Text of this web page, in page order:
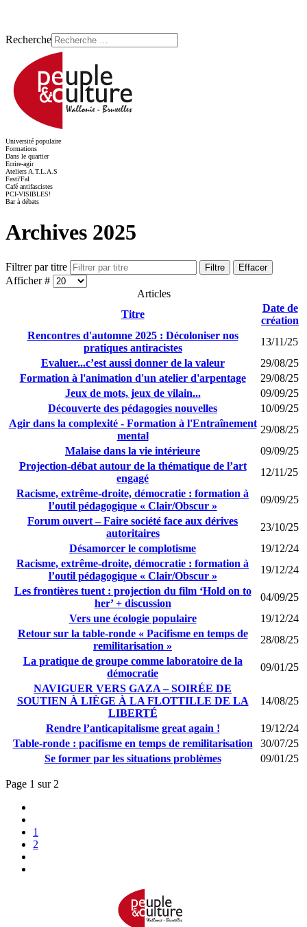
Recherche
Université populaire
Formations
Dans le quartier
Ecrire-agir
Ateliers A.T.L.A.S
Festi'Fal
Café antifascistes
PCI-VISIBLES!
Bar à débats
Archives 2025
Filtrer par titre Filtre Effacer
Afficher #
Articles
Titre
Date de
création
Rencontres d'automne 2025 : Décoloniser nos
pratiques antiracistes
13/11/25
Evaluer...c’est aussi donner de la valeur
29/08/25
Formation à l'animation d'un atelier d'arpentage
29/08/25
Jeux de mots, jeux de vilain...
09/09/25
Découverte des pédagogies nouvelles
10/09/25
Agir dans la complexité - Formation à l'Entraînement
mental
29/08/25
Malaise dans la vie intérieure
09/09/25
Projection-débat autour de la thématique de l’art
engagé
12/11/25
Racisme, extrême-droite, démocratie : formation à
l’outil pédagogique « Clair/Obscur »
09/09/25
Forum ouvert – Faire société face aux dérives
autoritaires
23/10/25
Désamorcer le complotisme
19/12/24
Racisme, extrême-droite, démocratie : formation à
l’outil pédagogique « Clair/Obscur »
19/12/24
Les frontières tuent : projection du film ‘Hold on to
her’ + discussion
04/09/25
Vers une écologie populaire
19/12/24
Retour sur la table-ronde « Pacifisme en temps de
remilitarisation »
28/08/25
La pratique de groupe comme laboratoire de la
démocratie
09/01/25
NAVIGUER VERS GAZA – SOIRÉE DE
SOUTIEN À LIÈGE À LA FLOTTILLE DE LA
LIBERTÉ
14/08/25
Rendre l’anticapitalisme great again !
19/12/24
Table-ronde : pacifisme en temps de remilitarisation
30/07/25
Se former par les situations problèmes
09/01/25
Page 1 sur 2
1
2